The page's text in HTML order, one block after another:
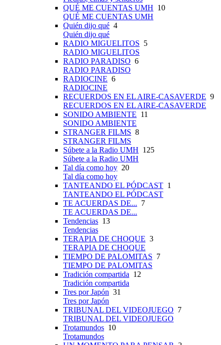
QUÉ ME CUENTAS UMH 10
QUÉ ME CUENTAS UMH
Quién dijo qué 4
Quién dijo qué
RADIO MIGUELITOS 5
RADIO MIGUELITOS
RADIO PARADISO 6
RADIO PARADISO
RADIOCINE 6
RADIOCINE
RECUERDOS EN EL AIRE-CASAVERDE 9
RECUERDOS EN EL AIRE-CASAVERDE
SONIDO AMBIENTE 11
SONIDO AMBIENTE
STRANGER FILMS 8
STRANGER FILMS
Súbete a la Radio UMH 125
Súbete a la Radio UMH
Tal día como hoy 20
Tal día como hoy
TANTEANDO EL PÓDCAST 1
TANTEANDO EL PÓDCAST
TE ACUERDAS DE... 7
TE ACUERDAS DE...
Tendencias 13
Tendencias
TERAPIA DE CHOQUE 3
TERAPIA DE CHOQUE
TIEMPO DE PALOMITAS 7
TIEMPO DE PALOMITAS
Tradición compartida 12
Tradición compartida
Tres por Japón 31
Tres por Japón
TRIBUNAL DEL VIDEOJUEGO 7
TRIBUNAL DEL VIDEOJUEGO
Trotamundos 10
Trotamundos